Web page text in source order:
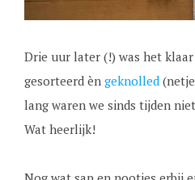
Drie uur later (!) was het
gesorteerd èn geknolled
lang waren we sinds tijden
Wat heerlijk!